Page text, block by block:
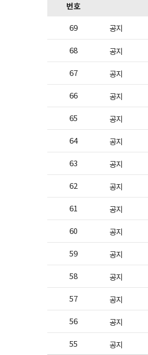
번호
69
공지
68 공지
67 공지
66 공지
65 공지
64 공지
63 공지
62 공지
61 공지
60 공지
59 공지
58 공지
57 공지
56 공지
55 공지